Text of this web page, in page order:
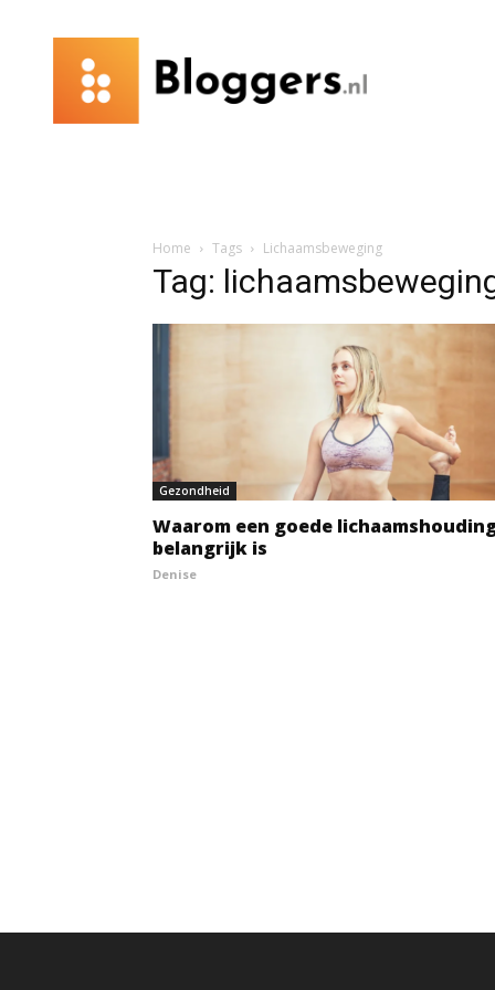
Home Tags Lichaamsbeweging
Tag:
Gezondheid
Waarom een goede
belangrijk is
Denise